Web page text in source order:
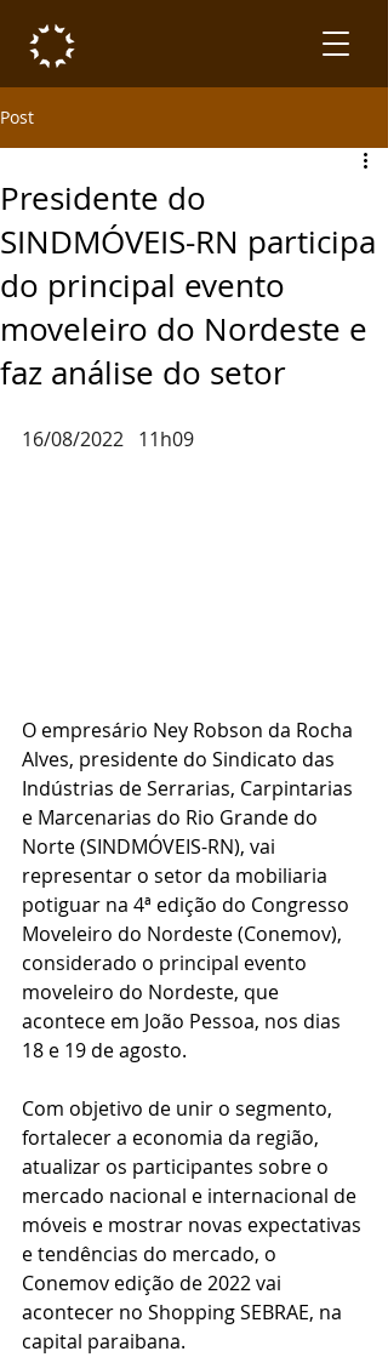
Post
Presidente do
SINDMÓVEIS-RN participa
do principal evento
moveleiro do Nordeste e
faz análise do setor
16/08/2022   11h09
O empresário Ney Robson da Rocha
Alves, presidente do Sindicato das
Indústrias de Serrarias, Carpintarias
e Marcenarias do Rio Grande do
Norte (SINDMÓVEIS-RN), vai
representar o setor da mobiliaria
potiguar na 4ª edição do Congresso
Moveleiro do Nordeste (Conemov),
considerado o principal evento
moveleiro do Nordeste, que
acontece em João Pessoa, nos dias
18 e 19 de agosto.
Com objetivo de unir o segmento,
fortalecer a economia da região,
atualizar os participantes sobre o
mercado nacional e internacional de
móveis e mostrar novas expectativas
e tendências do mercado, o
Conemov edição de 2022 vai
acontecer no Shopping SEBRAE, na
capital paraibana.